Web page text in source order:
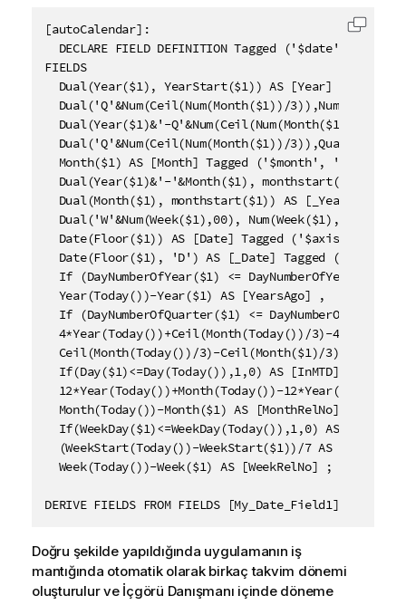
[autoCalendar]:
  DECLARE FIELD DEFINITION Tagged ('$date')
FIELDS
Dual(Year($1), YearStart($1)) AS [Year] Tagged
Dual('Q'&Num(Ceil(Num(Month($1))/
Dual(Year($1)&'-Q'&Num(Ceil(Num(Month($1))/
Dual('Q'&Num(Ceil(Num(Month($1))/
Month($1) AS [Month] Tagged ('$month',
Dual(Year($1)&'-'&Month($1), monthstart($1)) AS
Dual(Month($1), monthstart($1)) AS [_YearMonth]
Dual('W'&Num(Week($1),00), Num(Week($1),00)) AS
Date(Floor($1)) AS [Date] Tagged ('$axis',
Date(Floor($1), 'D') AS [_Date] Tagged ('$axis',
If (DayNumberOfYear($1) <=
  Year(Today())-Year($1) AS [YearsAgo] ,
If (DayNumberOfQuarter($1) <=
4*Year(Today())+Ceil(Month(Today())/3)-
Ceil(Month(Today())/3)-Ceil(Month($1)/3) AS
  If(Day($1)<=Day(Today()),1,0) AS [InMTD] ,
12*Year(Today())+Month(Today())-12*Year($1)-
  Month(Today())-Month($1) AS [MonthRelNo] ,
If(WeekDay($1)<=WeekDay(Today()),1,0) AS [InWTD]
(WeekStart(Today())-WeekStart($1))/7 AS
  Week(Today())-Week($1) AS [WeekRelNo] ;
DERIVE FIELDS FROM FIELDS [My_Date_Field1],
Kodu
Doğru şekilde yapıldığında uygulamanın iş
mantığında otomatik olarak birkaç takvim dönemi
oluşturulur ve İçgörü Danışmanı içinde döneme